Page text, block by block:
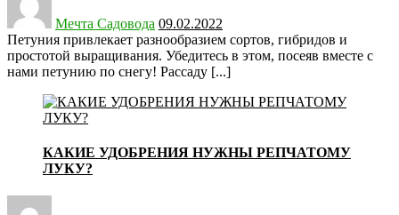
Мечта Садовода 09.02.2022
Петуния привлекает разнообразием сортов, гибридов и
простотой выращивания. Убедитесь в этом, посеяв вместе с
нами петунию по снегу! Рассаду [...]
КАКИЕ УДОБРЕНИЯ НУЖНЫ РЕПЧАТОМУ
ЛУКУ?